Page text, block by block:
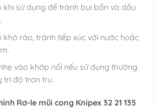
khi sử dụng để tránh bụi bẩn và dầu
khô ráo, tránh tiếp xúc với nước hoặc
vào khớp nối nếu sử dụng thường
trì độ trơn tru.
Rơ-le mũi cong Knipex 32 21 135